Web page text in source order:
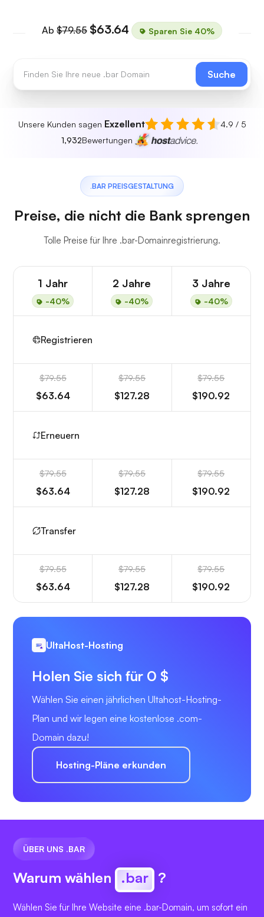
Ab $79.55 $63.64 Sparen Sie 40%
Suche
Unsere Kunden sagen Exzellent
4.9 / 5
1,932Bewertungen
.BAR PREISGESTALTUNG
Preise, die nicht die Bank sprengen
Tolle Preise für Ihre .bar-Domainregistrierung.
1 Jahr
-40%
2 Jahre
-40%
3 Jahre
-40%
Registrieren
$79.55
$63.64
$79.55
$127.28
$79.55
$190.92
Erneuern
$79.55
$63.64
$79.55
$127.28
$79.55
$190.92
Transfer
$79.55
$63.64
$79.55
$127.28
$79.55
$190.92
UltaHost-Hosting
Holen Sie sich für 0 $
Wählen Sie einen jährlichen Ultahost-Hosting-
Plan und wir legen eine kostenlose .com-
Domain dazu!
Hosting-Pläne erkunden
ÜBER UNS .BAR
Warum wählen .bar ?
Wählen Sie für Ihre Website eine .bar-Domain, um sofort ein